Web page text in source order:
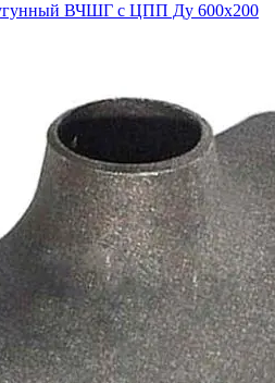
ВЧШГ с ЦПП Ду 600х200